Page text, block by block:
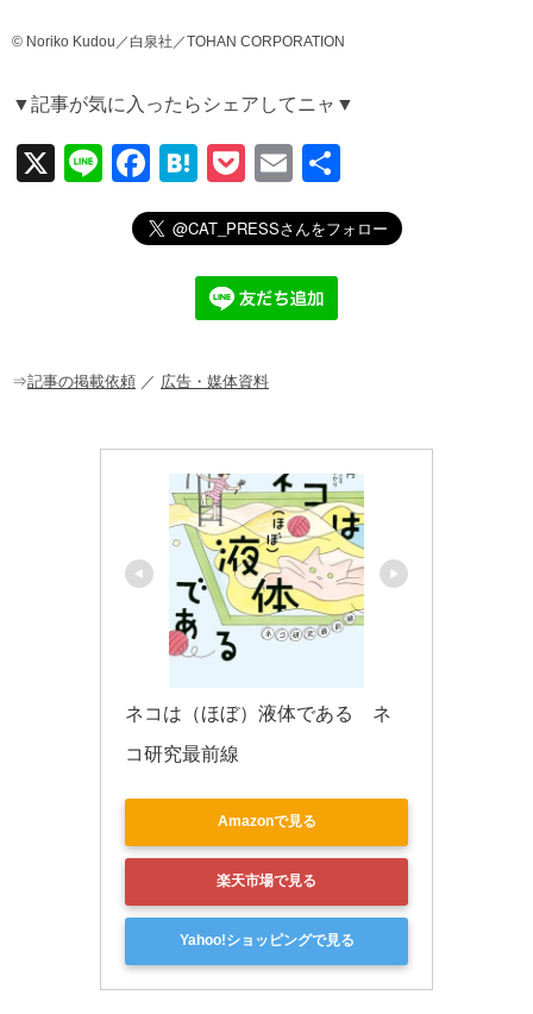
© Noriko Kudou／白泉社／TOHAN CORPORATION
▼記事が気に入ったらシェアしてニャ▼
X
Li
F
a
c
o
H
at
e
n
a
P
o
ck
et
E
m
ail
有
⇒記事の掲載依頼 ／ 広告・媒体資料
ネコは（ほぼ）液体である　ネ
コ研究最前線
Amazonで見る
楽天市場で見る
Yahoo!ショッピングで見る